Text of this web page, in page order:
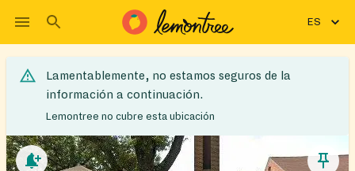
ES
Lamentablemente, no estamos seguros de la
información a continuación.
Lemontree no cubre esta ubicación